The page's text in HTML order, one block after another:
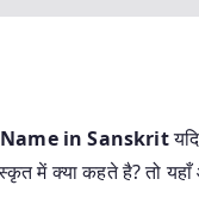
in Sanskrit
में क्या कहते है? तो